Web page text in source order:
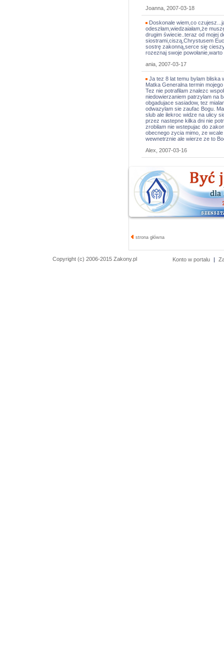
Joanna, 2007-03-18
Doskonale wiem,co
odeszłam,wiedzaiałam,że
drugim świecie..teraz od mojej
siostrami,ciszą,Chrystusem
sostrę zakonną,serce się
rozeznaj swoje
ania, 2007-03-17
Ja tez 8 lat temu bylam bliska
Matka Generalna termin
Tez nie potrafilam znalezc
niedowierzaniem patrzylam na
obgadujace sasiadow, tez
odwazylam sie zaufac Bogu.
slub ale ilekroc widze na ulicy
przez nastepne kilka dni nie
zrobilam nie wstepujac do
obecnego zycia mimo, ze
wewnetrznie ale wierze ze to
Alex, 2007-03-16
strona główna
Copyright (c) 2006-2015 Zakony.pl Konto w portalu |